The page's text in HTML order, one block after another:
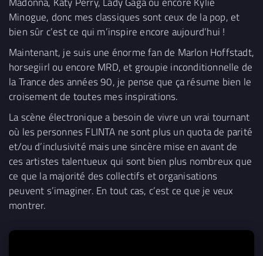
Minogue, donc mes classiques sont ceux de la pop, et
bien sûr c’est ce qui m’inspire encore aujourd’hui !
Maintenant, je suis une énorme fan de Marlon Hoffstadt,
horsegiirl ou encore MRD, et groupie inconditionnelle de
la Trance des années 90, je pense que ça résume bien le
croisement de toutes mes inspirations.
La scène électronique a besoin de vivre un vrai tournant
où les personnes FLINTA ne sont plus un quota de parité
et/ou d’inclusivité mais une sincère mise en avant de
ces artistes talentueux qui sont bien plus nombreux que
ce que la majorité des collectifs et organisations
peuvent s’imaginer. En tout cas, c’est ce que je veux
montrer.